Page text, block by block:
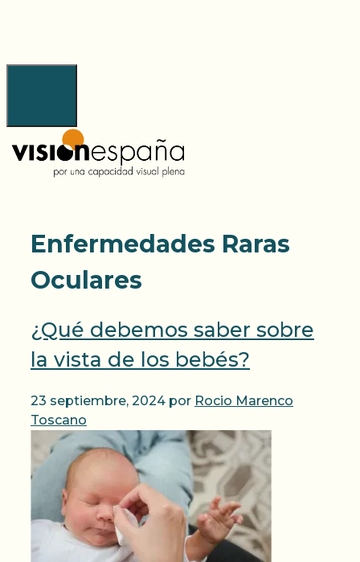
Enfermedades Raras
Oculares
¿Qué debemos saber sobre
la vista de los bebés?
23 septiembre, 2024 por Rocio Marenco
Toscano